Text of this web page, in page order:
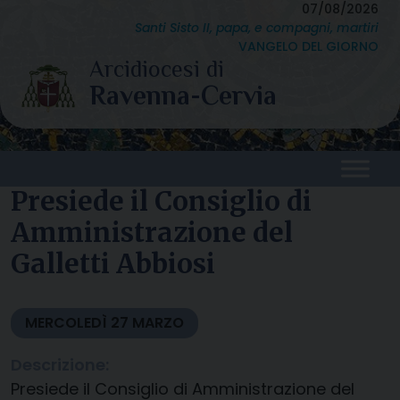
content
07/08/2026
Santi Sisto II, papa, e compagni, martiri
VANGELO DEL GIORNO
Presiede il Consiglio di
Amministrazione del
Galletti Abbiosi
MERCOLEDÌ 27 MARZO
Presiede il Consiglio di Amministrazione del